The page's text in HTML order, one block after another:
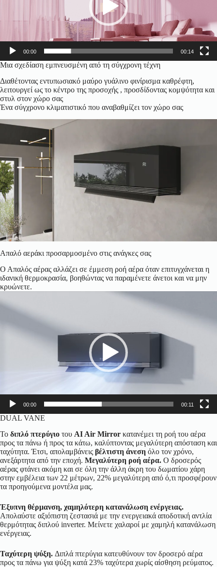
00:00 00:14
Μια σχεδίαση εμπνευσμένη από τη σύγχρονη τέχνη
Διαθέτοντας εντυπωσιακό μαύρο γυάλινο φινίρισμα καθρέφτη,
λειτουργεί ως το κέντρο της προσοχής , προσδίδοντας κομψότητα και
στυλ στον χώρο σας
Ένα σύγχρονο κλιματιστικό που αναβαθμίζει τον χώρο σας
Απαλό αεράκι προσαρμοσμένο στις ανάγκες σας
Ο Απαλός αέρας αλλάζει σε έμμεση ροή αέρα όταν επιτυγχάνεται η
ιδανική θερμοκρασία, βοηθώντας να παραμένετε άνετοι και να μην
κρυώνετε.
Αναπαραγωγής
Βίντεο
00:00 00:11
DUAL VANE
Το διπλό πτερύγιο του AI Air Mirror κατανέμει τη ροή του αέρα
προς τα πάνω ή προς τα κάτω, καλύπτοντας μεγαλύτερη απόσταση και
ταχύτητα. Έτσι, απολαμβάνεις βέλτιστη άνεση όλο τον χρόνο,
ανεξάρτητα από την εποχή. Μεγαλύτερη ροή αέρα. Ο δροσερός
αέρας φτάνει ακόμη και σε όλη την άλλη άκρη του δωματίου χάρη
στην εμβέλεια των 22 μέτρων, 22% μεγαλύτερη από ό,τι προσφέρουν
τα προηγούμενα μοντέλα μας.
Έξυπνη θέρμανση, χαμηλότερη κατανάλωση ενέργειας.
Απολαύστε αξιόπιστη ζεστασιά με την ενεργειακά αποδοτική αντλία
θερμότητας διπλού inverter. Μείνετε χαλαροί με χαμηλή κατανάλωση
ενέργειας.
Ταχύτερη ψύξη. Διπλά πτερύγια κατευθύνουν τον δροσερό αέρα
προς τα πάνω για ψύξη κατά 23% ταχύτερα χωρίς αίσθηση ρεύματος.